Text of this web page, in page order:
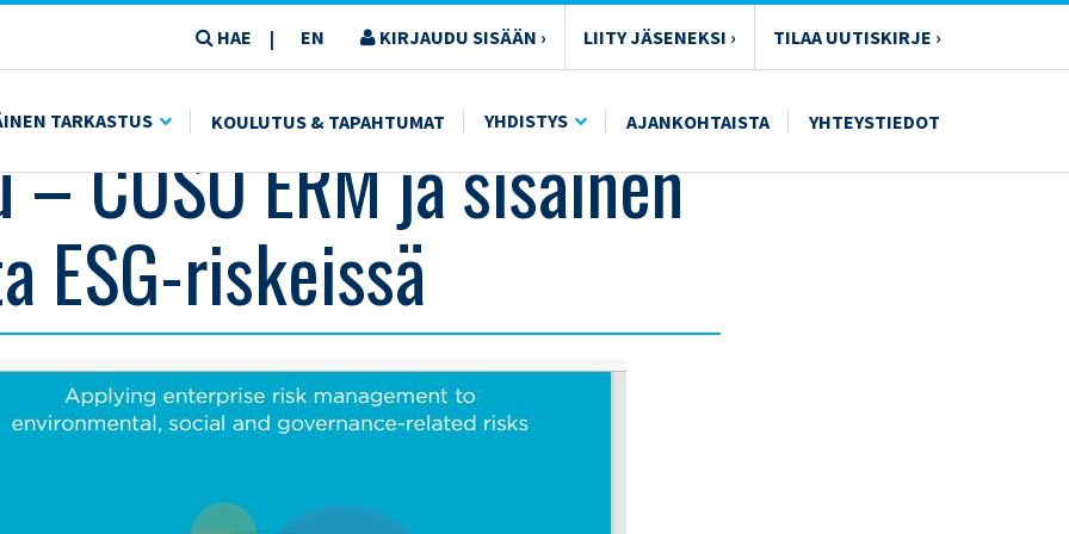
HAE | EN KIRJAUDU SISÄÄN › LIITY JÄSENEKSI › TILAA UUTISKIRJE ›
TARKASTUS KOULUTUS & TAPAHTUMAT YHDISTYS AJANKOHTAISTA YHTEYSTIEDOT
– COSO ERM ja sisäinen
ESG-riskeissä